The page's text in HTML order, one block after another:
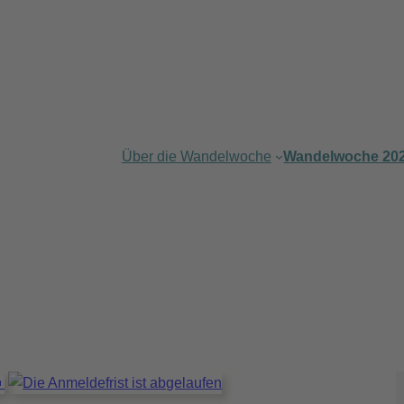
Über die Wandelwoche Wandelwoche